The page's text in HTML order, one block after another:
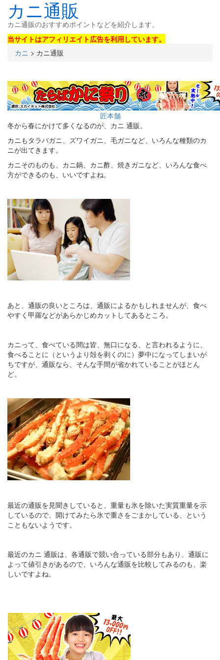
カニ通販
カニ通販のおすすめポイントなどを紹介します。
当サイトはアフィリエイト広告を利用しています。
カニ > カニ通販
匠本舗
冬から春にかけて多くなるのが、カニ 通販。
カニもタラバガニ、ズワイガニ、毛ガニなど、いろんな種類のカ
ニが出てきます。
カニそのものも、カニ鍋、カニ酢、焼きガニなど、いろんな食べ
方ができるのも、いいですよね。
あと、通販の良いところは、通販によるかもしれませんが、食べ
やすく甲羅などがあらかじめカットしてあるところ。
カニって、食べている間は皆、無口になる、と言われるように、
食べることに（というより殻を剥くのに）夢中になってしまいが
ちですが、通販なら、そんな手間が省かれていることがほとん
ど。
最近の通販を見聞きしていると、重量も氷を除いた実質重量を示
しているので、開けてみたら氷で重さをごまかしている、という
こともないようです。
最近のカニ 通販は、各通販で競い合っている部分もあり、通販に
よって値引きがあるので、いろんな通販を比較してみるのも、楽
しいですよね。